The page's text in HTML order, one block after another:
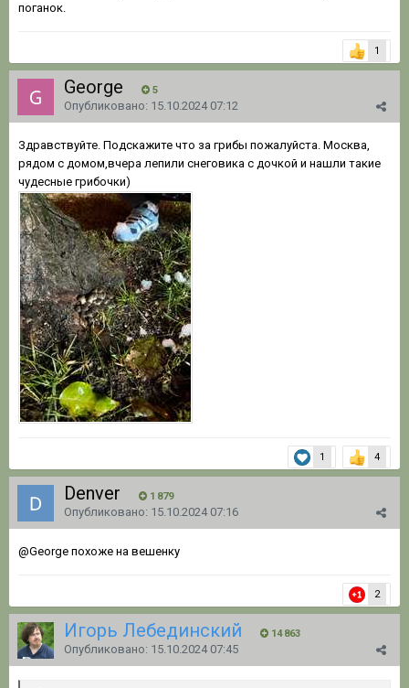
поганок.
1
George 5
Опубликовано: 15.10.2024 07:12
Здравствуйте. Подскажите что за грибы пожалуйста. Москва,
рядом с домом,вчера лепили снеговика с дочкой и нашли такие
чудесные грибочки)
1 4
Denver 1 879
Опубликовано: 15.10.2024 07:16
@George похоже на вешенку
2
Игорь Лебединский 14 863
Опубликовано: 15.10.2024 07:45